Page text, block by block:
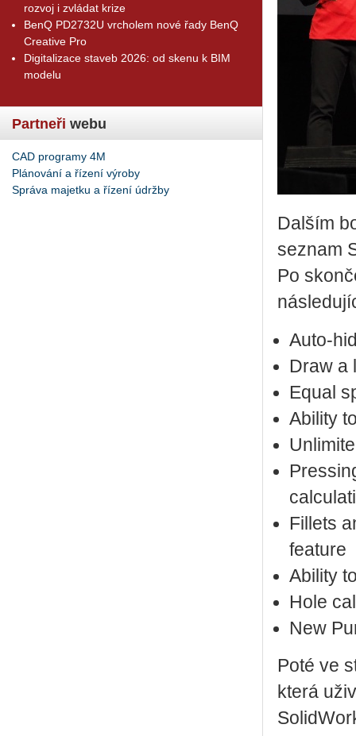
rozvoj i zvládat krize
BenQ PD2732U vrcholem nové řady BenQ
Creative Pro
Digitalizace staveb 2026: od skenu k BIM
modelu
Partneři webu
CAD programy 4M
Plánování a řízení výroby
Správa majetku a řízení údržby
Dalším
seznam
Po
Auto-
Draw a
Equal
Ability
Fillets
feature
Ability
Hole
New
Poté ve
která